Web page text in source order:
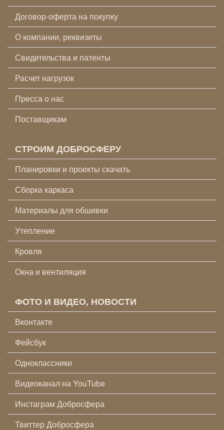
Договор-оферта на покупку
О компании, реквизиты
Свидетельства и патенты
Расчет нагрузок
Пресса о нас
Поставщикам
СТРОИМ ДОБРОСФЕРУ
Планировки и проекты скачать
Сборка каркаса
Материалы для обшивки
Утепление
Кровля
Окна и вентиляция
ФОТО И ВИДЕО, НОВОСТИ
Вконтакте
Фейсбук
Одноклассники
Видеоканал на YouTube
Инстаграм Добросфера
Твиттер Добросфера